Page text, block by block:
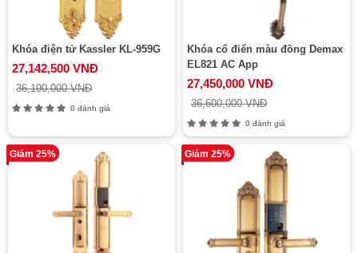
Khóa điện tử Kassler KL-959G
27,142,500 VNĐ
36,190,000 VNĐ
0 đánh giá
Khóa cổ điển màu đồng Demax
EL821 AC App
27,450,000 VNĐ
36,600,000 VNĐ
0 đánh giá
Giảm 25% Giảm 25%